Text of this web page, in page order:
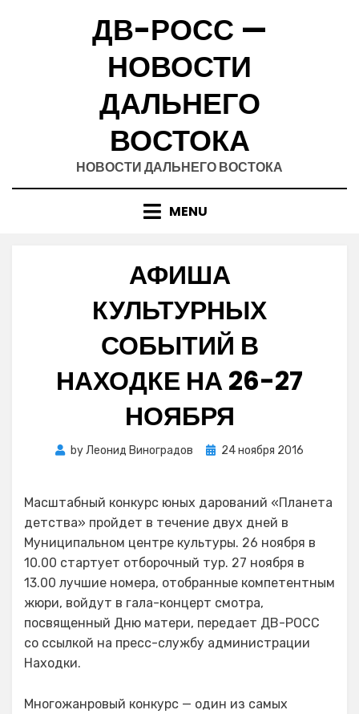
ДВ-РОСС —
НОВОСТИ
ДАЛЬНЕГО
ВОСТОКА
НОВОСТИ ДАЛЬНЕГО ВОСТОКА
MENU
АФИША
КУЛЬТУРНЫХ
СОБЫТИЙ В
НАХОДКЕ НА 26-27
НОЯБРЯ
byЛеонид Виноградов
Posted
24 ноября 2016
Масштабный конкурс юных дарований «Планета
детства» пройдет в течение двух дней в
Муниципальном центре культуры. 26 ноября в
10.00 стартует отборочный тур. 27 ноября в
13.00 лучшие номера, отобранные компетентным
жюри, войдут в гала-концерт смотра,
посвященный Дню матери, передает ДВ-РОСС
со ссылкой на пресс-службу администрации
Находки.
Многожанровый конкурс — один из самых